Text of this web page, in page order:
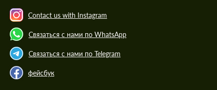
Contact us with Instagram
Связаться с нами по WhatsApp
Связаться с нами по Telegram
фейсбук